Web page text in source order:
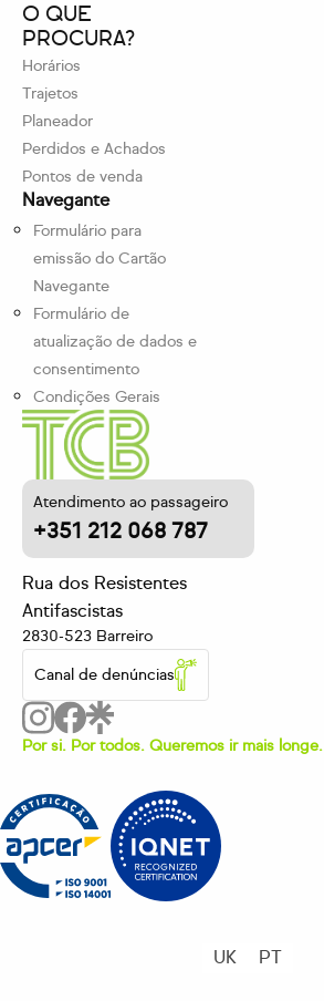
Atendimento ao passageiro
+351 212 068 787
Rua dos Resistentes
Antifascistas
2830-523 Barreiro
Canal de denúncias
Por si. Por todos. Queremos ir mais longe.
O QUE
PROCURA?
Horários
Trajetos
Planeador
Perdidos e Achados
Pontos de venda
Navegante
Formulário para
emissão do Cartão
Navegante
Formulário de
atualização de dados e
consentimento
Condições Gerais
UK PT